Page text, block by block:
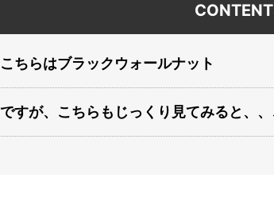
こちらはブラックウォールナット
ですが、こちらもじっくり見てみると、、